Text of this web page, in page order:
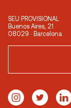
SEU PROVISIONAL
Buenos Aires, 21
08029 · Barcelona